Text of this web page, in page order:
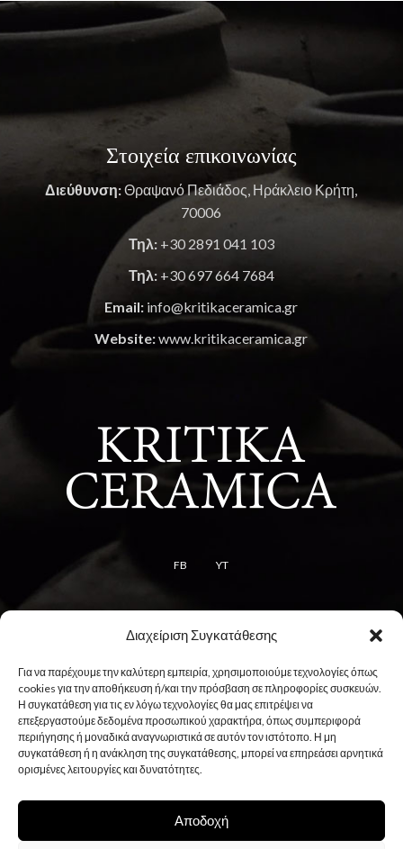
Διαχείριση Συγκατάθεσης
Για να παρέχουμε την καλύτερη εμπειρία, χρησιμοποιούμε τεχνολογίες όπως
cookies για την αποθήκευση ή/και την πρόσβαση σε πληροφορίες συσκευών.
Η συγκατάθεση για τις εν λόγω τεχνολογίες θα μας επιτρέψει να
επεξεργαστούμε δεδομένα προσωπικού χαρακτήρα, όπως συμπεριφορά
περιήγησης ή μοναδικά αναγνωριστικά σε αυτόν τον ιστότοπο. Η μη
συγκατάθεση ή η ανάκληση της συγκατάθεσης, μπορεί να επηρεάσει αρνητικά
ορισμένες λειτουργίες και δυνατότητες.
Αποδοχή
Στοιχεία επικοινωνίας
Διεύθυνση:Θραψανό Πεδιάδος, Ηράκλειο Κρήτη,
70006
Τηλ: +30 2891 041 103
Τηλ: +30 697 664 7684
Email: info@kritikaceramica.gr
Website:www.kritikaceramica.gr
FB YT
Όροι χρήσης
Πολιτική cookies
Πολιτική απορρήτου